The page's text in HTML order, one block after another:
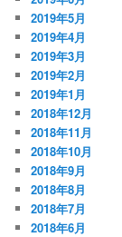
2019年5月
2019年4月
2019年3月
2019年2月
2019年1月
2018年12月
2018年11月
2018年10月
2018年9月
2018年8月
2018年7月
2018年6月